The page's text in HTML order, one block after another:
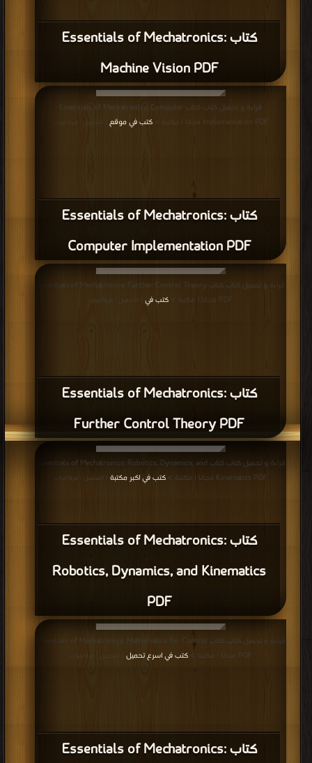
كتاب Essentials of Mechatronics:
Machine Vision PDF
كتاب Essentials of Mechatronics:
Computer Implementation PDF
قراءة و تحميل كتاب كتاب Essentials of Mechatronics: Computer
Implementation PDF مجانا | مكتبة >
كتب في موقع | التحميل : مرة/مرات
كتاب Essentials of Mechatronics:
Further Control Theory PDF
قراءة و تحميل كتاب كتاب Essentials of Mechatronics: Further Control Theory
PDF مجانا | مكتبة >
كتب في | التحميل : مرة/مرات
كتاب Essentials of Mechatronics:
Robotics, Dynamics, and Kinematics
PDF
قراءة و تحميل كتاب كتاب Essentials of Mechatronics: Robotics, Dynamics, and
Kinematics PDF مجانا | مكتبة >
كتب في اكبر مكتبة | التحميل : مرة/مرات
كتاب Essentials of Mechatronics:
قراءة و تحميل كتاب كتاب Essentials of Mechatronics: Mathematics for Control
PDF مجانا | مكتبة >
كتب في اسرع تحميل | التحميل : مرة/مرات